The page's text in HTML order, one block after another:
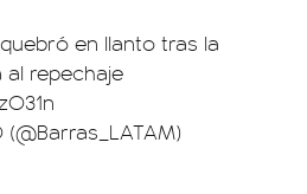
en llanto tras la
al repechaje
(@Barras_LATAM)